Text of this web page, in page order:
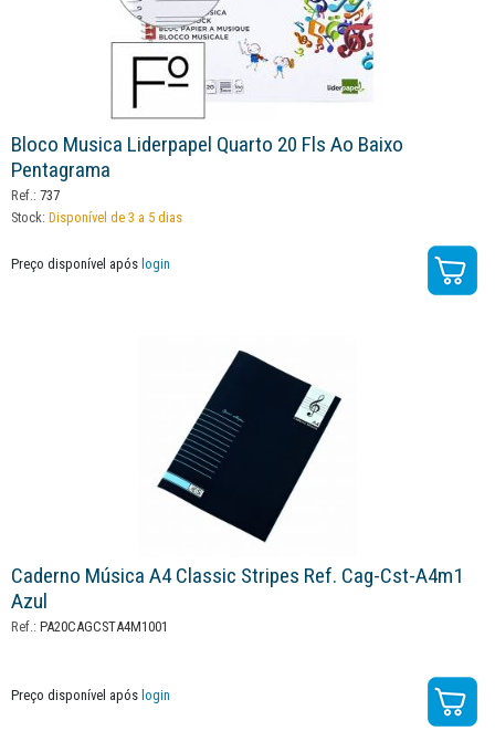
Bloco Musica Liderpapel Quarto 20 Fls Ao Baixo
Pentagrama
Ref.: 737
Stock: Disponível de 3 a 5 dias
Preço disponível após login
Caderno Música A4 Classic Stripes Ref. Cag-Cst-A4m1
Azul
Ref.: PA20CAGCSTA4M1001
Preço disponível após login